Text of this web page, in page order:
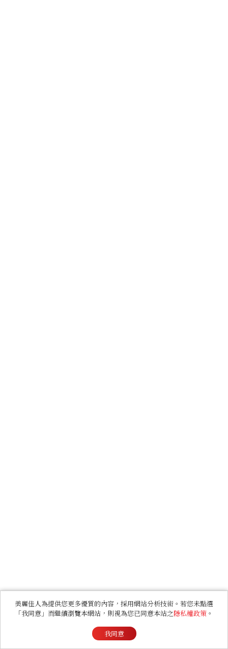
美麗佳人為提供您更多優質的內容，採用網站分析技術。若您未點選
「我同意」而繼續瀏覽本網站，則視為您已同意本站之隱私權政策 。
我同意